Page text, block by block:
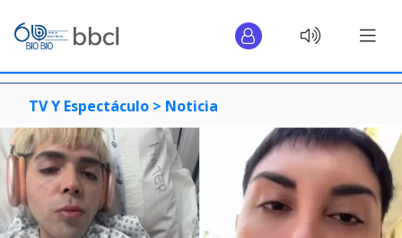
TV Y Espectáculo > Noticia